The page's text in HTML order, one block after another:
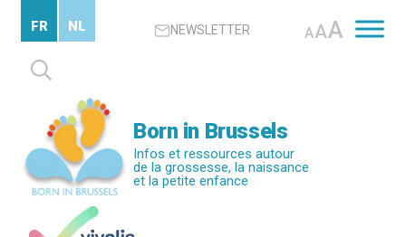
contenu
principal
NEWSLETTER AAA
Rechercher :
FR NL
Born in Brussels
Infos et ressources autour
de la grossesse, la naissance
et la petite enfance